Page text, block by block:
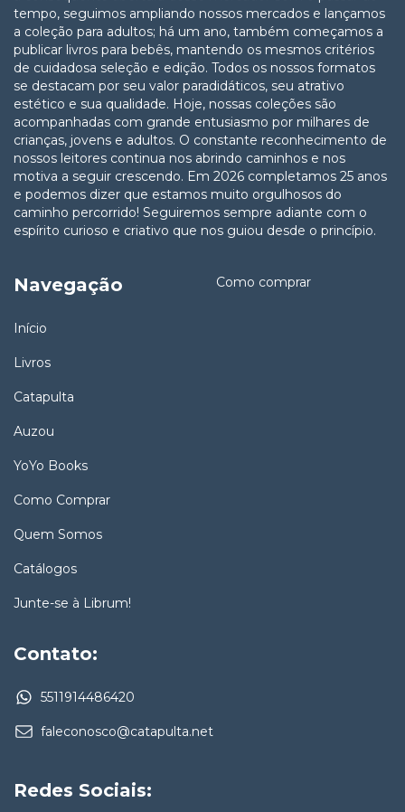
tempo, seguimos ampliando nossos mercados e lançamos
a coleção para adultos; há um ano, também começamos a
publicar livros para bebês, mantendo os mesmos critérios
de cuidadosa seleção e edição. Todos os nossos formatos
se destacam por seu valor paradidáticos, seu atrativo
estético e sua qualidade. Hoje, nossas coleções são
acompanhadas com grande entusiasmo por milhares de
crianças, jovens e adultos. O constante reconhecimento de
nossos leitores continua nos abrindo caminhos e nos
motiva a seguir crescendo. Em 2026 completamos 25 anos
e podemos dizer que estamos muito orgulhosos do
caminho percorrido! Seguiremos sempre adiante com o
espírito curioso e criativo que nos guiou desde o princípio.
Navegação
Início
Livros
Catapulta
Auzou
YoYo Books
Como Comprar
Quem Somos
Catálogos
Junte-se à Librum!
Como comprar
Contato:
5511914486420
faleconosco@catapulta.net
Redes Sociais: